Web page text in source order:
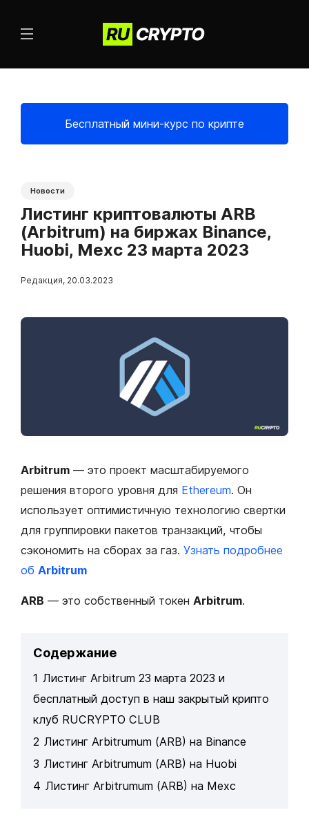
Бесплатный мини-курс по крипте
Новости
Листинг криптовалюты ARB
(Arbitrum) на биржах Binance,
Huobi, Mexc 23 марта 2023
Редакция, 20.03.2023
Arbitrum — это проект масштабируемого
решения второго уровня для Ethereum. Он
использует оптимистичную технологию свертки
для группировки пакетов транзакций, чтобы
сэкономить на сборах за газ. Узнать подробнее
об Arbitrum
ARB — это собственный токен Arbitrum.
Содержание
1 Листинг Arbitrum 23 марта 2023 и
бесплатный доступ в наш закрытый крипто
клуб RUCRYPTO CLUB
2 Листинг Arbitrumum (ARB) на Binance
3 Листинг Arbitrumum (ARB) на Huobi
4 Листинг Arbitrumum (ARB) на Mexc